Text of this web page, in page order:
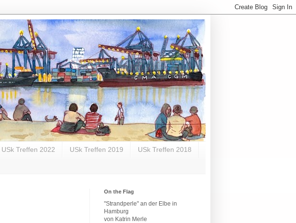
USk Treffen 2022 USk Treffen 2019 USk Treffen 2018
On the Flag
"Strandperle" an der Elbe in
Hamburg
von Katrin Merle